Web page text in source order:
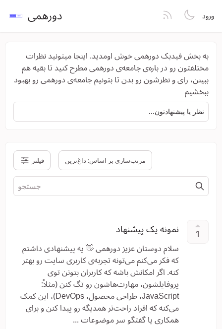
دورهمی ورود
به بخش فیدبک دورهمی خوش اومدید. اینجا میتونید نظرات
مختلفتون رو در باره‌ی جامعه‌ی دورهمی مطرح کنید تا بقیه هم
ببینن، رای و نظرشون رو بدن تا بتونیم جامعه‌ی دورهمی رو بهبود
ببخشیم
نظر یا پیشنهادتون...
فیلتر مرتب‌سازی بر اساس: داغ‌ترین
1 نمونه یک پیشنهاد
سلام دوستان عزیز دورهمی 👋 یه پیشنهادی داشتم
که فکر می‌کنم می‌تونه تجربه‌ی کاربری سایت رو بهتر
کنه. اگر امکانش باشه که کاربران بتونن توی
پروفایلشون، مهارت‌هاشون رو تگ کنن (مثلاً:
JavaScript، طراحی محصول، DevOps)، این کمک
می‌کنه که افراد راحت‌تر همدیگه رو پیدا کنن و برای
همکاری یا گفتگو سر موضوعات ...